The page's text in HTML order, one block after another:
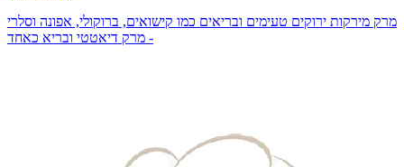
מרק מירקות ירוקים טעימים ובריאים כמו קישואים, ברוקולי, אפונה וסלרי
- מרק דיאטטי ובריא כאחד